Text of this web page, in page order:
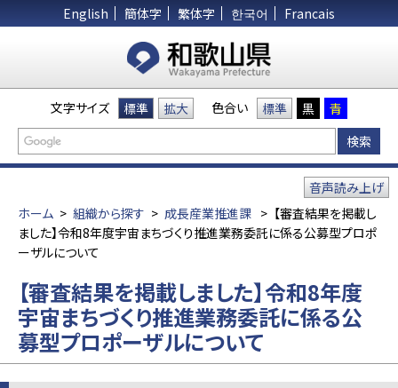
English 簡体字 繁体字 한국어 Francais
文字サイズ 標準 拡大 色合い 標準 黒 青
ホーム > 組織から探す > 成長産業推進課 > 【審査結果を掲載し
ました】令和8年度宇宙まちづくり推進業務委託に係る公募型プロポ
ーザルについて
音声読み上げ
【審査結果を掲載しました】令和8年度
宇宙まちづくり推進業務委託に係る公
募型プロポーザルについて